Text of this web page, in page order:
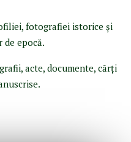
fotografiei istorice şi
de epocă.
acte, documente, cărţi